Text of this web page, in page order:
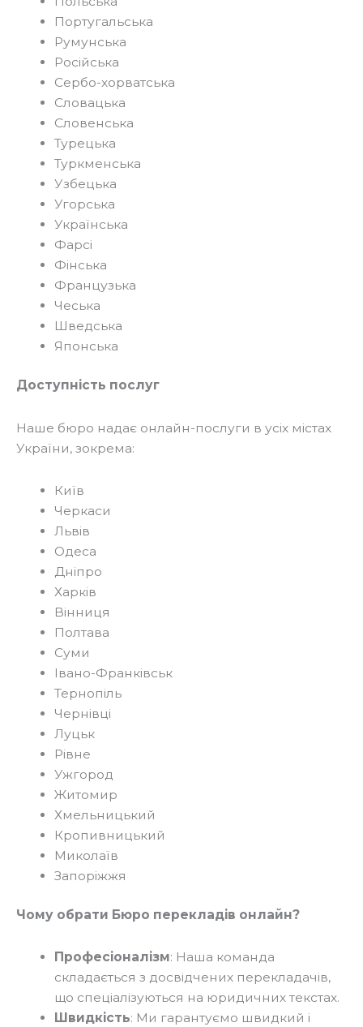
Португальська
Румунська
Російська
Сербо-хорватська
Словацька
Словенська
Турецька
Туркменська
Узбецька
Угорська
Українська
Фарсі
Фінська
Французька
Чеська
Шведська
Японська
Доступність послуг
Наше бюро надає онлайн-послуги в усіх містах
України, зокрема:
Київ
Черкаси
Львів
Одеса
Дніпро
Харків
Вінниця
Полтава
Суми
Івано-Франківськ
Тернопіль
Чернівці
Луцьк
Рівне
Ужгород
Житомир
Хмельницький
Кропивницький
Миколаїв
Запоріжжя
Чому обрати Бюро перекладів онлайн?
Професіоналізм: Наша команда
складається з досвідчених перекладачів,
що спеціалізуються на юридичних текстах.
Швидкість: Ми гарантуємо швидкий і